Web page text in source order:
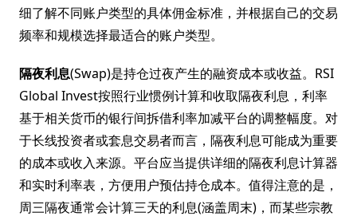
细了解不同账户类型的具体佣金标准，并根据自己的交易
频率和规模选择最适合的账户类型。
隔夜利息(Swap)是持仓过夜产生的融资成本或收益。RSI
Global Invest按照行业惯例计算和收取隔夜利息，利率
基于相关货币的银行间拆借利率加减平台的调整幅度。对
于长线投资者或套息交易者而言，隔夜利息可能成为重要
的成本或收入来源。平台应当提供详细的隔夜利息计算器
和实时利率表，方便用户预估持仓成本。值得注意的是，
周三隔夜通常会计算三天的利息(涵盖周末)，而某些宗教